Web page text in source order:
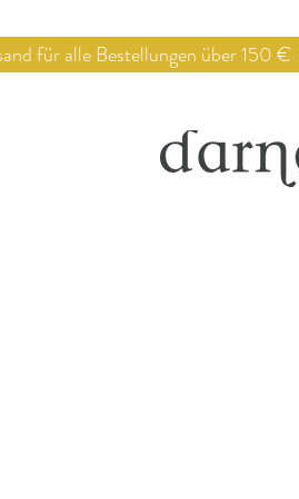
für alle Bestellungen über 150 €